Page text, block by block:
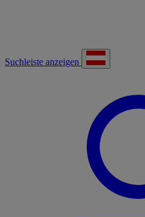
Suchleiste anzeigen